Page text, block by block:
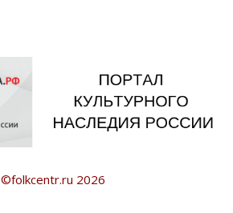
©folkcentr.ru 2026